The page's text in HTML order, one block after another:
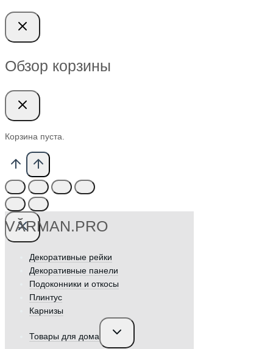
Обзор корзины
Корзина пуста.
VӐRMAN.PRO
Декоративные рейки
Декоративные панели
Подоконники и откосы
Плинтус
Карнизы
Товары для дома
Переключить
дочернее